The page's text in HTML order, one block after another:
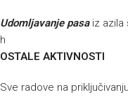
Udomljavanje pasaiz azila
h
OSTALE AKTIVNOSTI
Sve radove na